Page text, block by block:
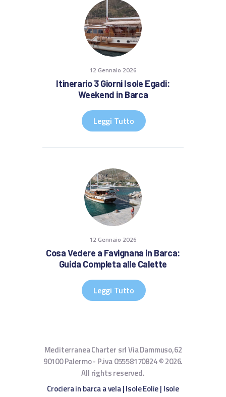
12 Gennaio 2026
Itinerario 3 Giorni Isole Egadi:
Weekend in Barca
Leggi Tutto
12 Gennaio 2026
Cosa Vedere a Favignana in Barca:
Guida Completa alle Calette
Leggi Tutto
Mediterranea Charter srl Via Dammuso,62
90100 Palermo - P.iva 05558170824 © 2026.
All rights reserved.
Crociera in barca a vela|Isole Eolie| Isole